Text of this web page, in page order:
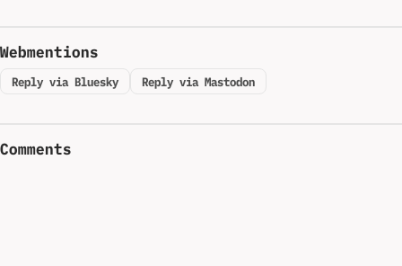
Webmentions
Reply via Bluesky Reply via Mastodon
Comments